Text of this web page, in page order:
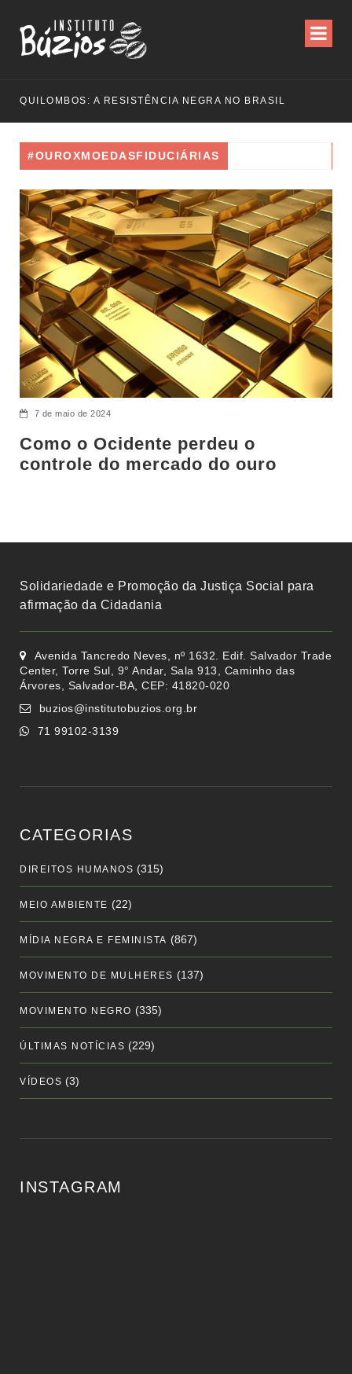
QUILOMBOS: A RESISTÊNCIA NEGRA NO BRASIL
#OUROXMOEDASFIDUCIÁRIAS
7 de maio de 2024
Como o Ocidente perdeu o
controle do mercado do ouro
Solidariedade e Promoção da Justiça Social para
afirmação da Cidadania
Avenida Tancredo Neves, nº 1632. Edif. Salvador Trade
Center, Torre Sul, 9° Andar, Sala 913, Caminho das
Árvores, Salvador-BA, CEP: 41820-020
buzios@institutobuzios.org.br
71 99102-3139
CATEGORIAS
DIREITOS HUMANOS (315)
MEIO AMBIENTE (22)
MÍDIA NEGRA E FEMINISTA (867)
MOVIMENTO DE MULHERES (137)
MOVIMENTO NEGRO (335)
ÚLTIMAS NOTÍCIAS (229)
VÍDEOS (3)
INSTAGRAM